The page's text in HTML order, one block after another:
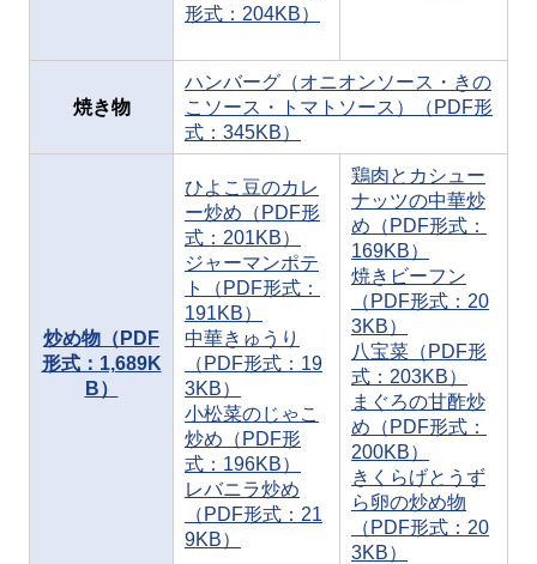
形式：204KB）
焼き物
ハンバーグ（オニオンソース・きの
こソース・トマトソース）（PDF形
式：345KB）
炒め物（PDF
形式：1,689K
B）
ひよこ豆のカレ
ー炒め（PDF形
式：201KB）
ジャーマンポテ
ト（PDF形式：
191KB）
中華きゅうり
（PDF形式：19
3KB）
小松菜のじゃこ
炒め（PDF形
式：196KB）
レバニラ炒め
（PDF形式：21
9KB）
鶏肉とカシュー
ナッツの中華炒
め（PDF形式：
169KB）
焼きビーフン
（PDF形式：20
3KB）
八宝菜（PDF形
式：203KB）
まぐろの甘酢炒
め（PDF形式：
200KB）
きくらげとうず
ら卵の炒め物
（PDF形式：20
3KB）